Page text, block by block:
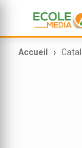
Accueil